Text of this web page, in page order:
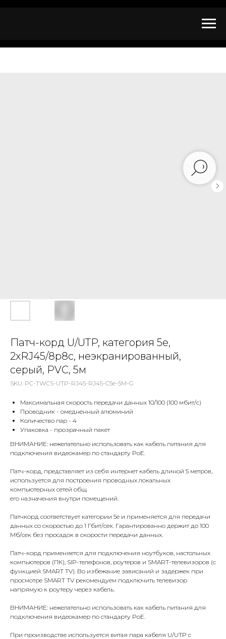
Патч-корд U/UTP, категория 5е,
2xRJ45/8p8c, неэкранированный,
серый, PVC, 5м
SKU: PC-TWCS-UTP-RJ45-RJ45-C5e-5M-G
Максимальная скорость передачи данных 10/100 (100 мбит/с)
Проводник - омедненный алюминий
Количество пар - 4
Упаковка - прозрачный пакет
ВНИМАНИЕ: нежелательно использовать как кабель питания для
подключения видеокамер по стандарту PoE.
Патч-корд, представляет из себя интернет кабель длиной 5 метров,
используется для построения проводных локальных
компьютерных сетей общ
его назначения внутри помещений.
Патчкорд соответствует категории 5e и применяется для передачи
данных со скоростью до 1 Гбит/сек. Гарантированно держит до 100
Мб/сек без просадок в скорости передачи данных.
Патч-корд применяется для подключения ноутбуков, настольных
компьютеров (ПК), SIP-телефонов, роутеров и SMART-телевизоров (с
функцией SMART TV). Во избежание зависаний и задержек при
просмотре SMART TV рекомендуем подключить телевизор
напрямую к роутеру через кабель.
ВНИМАНИЕ: нежелательно использовать как кабель питания для
подключения видеокамер по стандарту PoE.
При производстве используется витая пара кабеля U/UTP с